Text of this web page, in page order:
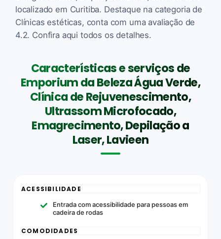
localizado em Curitiba. Destaque na categoria de
Clínicas estéticas, conta com uma avaliação de
4.2. Confira aqui todos os detalhes.
Características e serviços de
Emporium da Beleza Água Verde,
Clínica de Rejuvenescimento,
Ultrassom Microfocado,
Emagrecimento, Depilação a
Laser, Lavieen
ACESSIBILIDADE
Entrada com acessibilidade para pessoas em
cadeira de rodas
COMODIDADES